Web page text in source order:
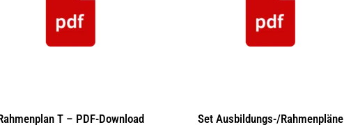
T – PDF-Download
Set Ausbildungs-/Rahmenpläne